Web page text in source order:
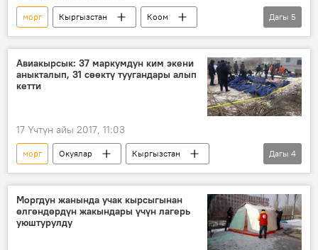
морг Кыргызстан
Коом
Жаңылыктар
Бишкек
сөөк
Дача айылындагы авиакырсыктын кесепеттери
Дагы 5
Авиакырсык: 37 маркумдун ким экени
аныкталып, 31 сөөктү туугандары алып
кетти
17 Үчтүн айы 2017, 11:03
морг Окуялар
Кыргызстан
Жаңылыктар
авиакырсык
экспертиза
Дача айылындагы авиакырсыктын кесепеттери
Дагы 4
Моргдун жанында учак кырсыгынан
өлгөндөрдүн жакындары үчүн лагерь
уюштурулду